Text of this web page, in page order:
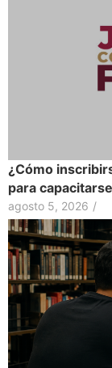
¿Cómo
para
agosto 5, 2026 /